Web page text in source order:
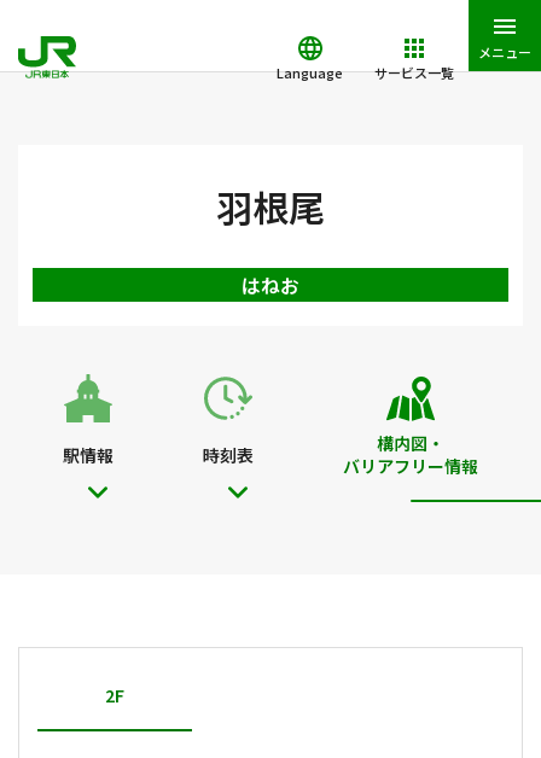
Language サービス一覧
メニュー
羽根尾
はねお
駅情報 時刻表
構内図・
バリアフリー情報
2F